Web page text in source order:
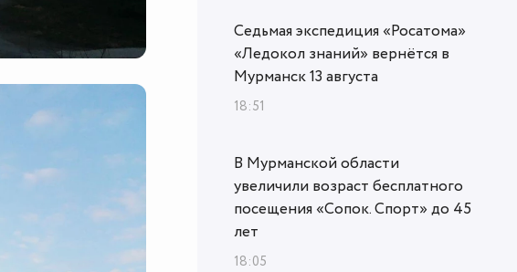
Седьмая экспедиция «Росатома»
«Ледокол знаний» вернётся в
Мурманск 13 августа
18:51
В Мурманской области
увеличили возраст бесплатного
посещения «Сопок. Спорт» до 45
лет
18:05